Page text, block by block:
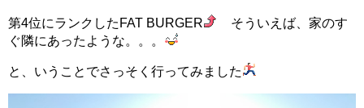
第4位にランクしたFAT BURGER
そういえば、家のす
ぐ隣にあったような。。。
と、いうことでさっそく行ってみました